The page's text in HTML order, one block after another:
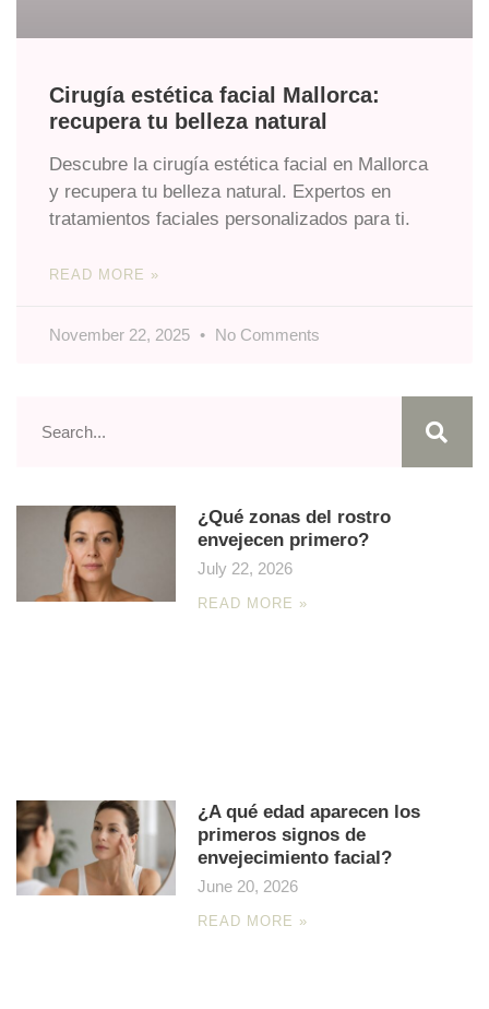
Cirugía estética facial Mallorca:
recupera tu belleza natural
Descubre la cirugía estética facial en Mallorca
y recupera tu belleza natural. Expertos en
tratamientos faciales personalizados para ti.
READ MORE »
November 22, 2025 No Comments
¿Qué zonas del rostro
envejecen primero?
July 22, 2026
READ MORE »
¿A qué edad aparecen los
primeros signos de
envejecimiento facial?
June 20, 2026
READ MORE »